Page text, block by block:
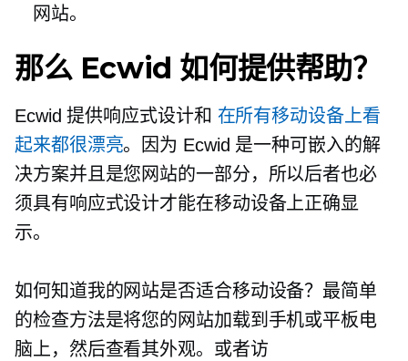
网站。
那么 Ecwid 如何提供帮助？
Ecwid 提供响应式设计和 在所有移动设备上看
起来都很漂亮。因为 Ecwid 是一种可嵌入的解
决方案并且是您网站的一部分，所以后者也必
须具有响应式设计才能在移动设备上正确显
示。
如何知道我的网站是否适合移动设备？最简单
的检查方法是将您的网站加载到手机或平板电
脑上，然后查看其外观。或者访